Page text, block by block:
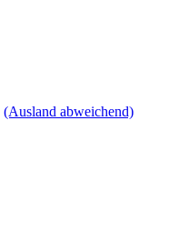
(Ausland abweichend)